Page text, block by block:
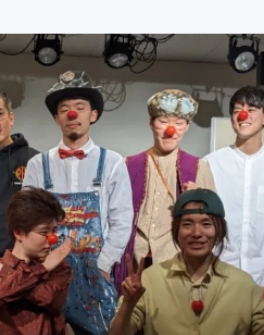
音楽
ゲーム・サービス開発
書籍・雑誌出版
チャレンジ